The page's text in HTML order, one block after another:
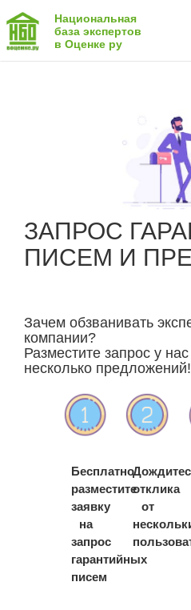
Национальная
база экспертов
в Оценке ру
ЗАПРОС
ПИСЕМ И
Зачем обзванивать
компании?
Разместите запрос у
несколько предложений!
Бесплатно
разместите
заявку
на
запрос
гарантийных
писем
отклика
от